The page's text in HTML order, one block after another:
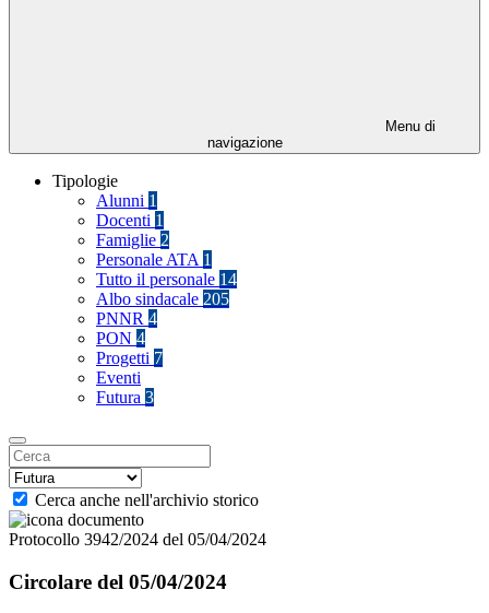
Menu di
navigazione
Tipologie
Alunni 1
Docenti 1
Famiglie 2
Personale ATA 1
Tutto il personale 14
Albo sindacale 205
PNNR 4
PON 4
Progetti 7
Eventi
Futura 3
Cerca anche nell'archivio storico
Protocollo 3942/2024 del 05/04/2024
Circolare del 05/04/2024